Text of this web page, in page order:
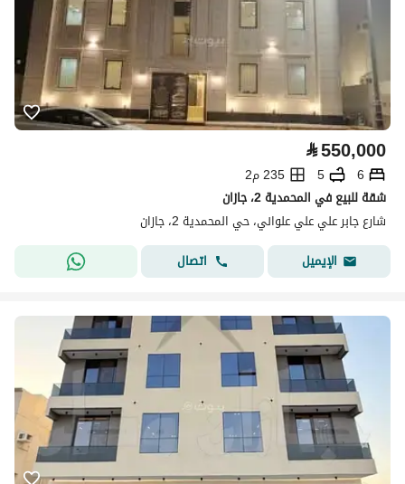
⃁550,000
6
5
235 م2
شقة للبيع في المحمدية 2، جازان
شارع جابر علي علي علواني، حي المحمدية 2، جازان
الإيميل
اتصال